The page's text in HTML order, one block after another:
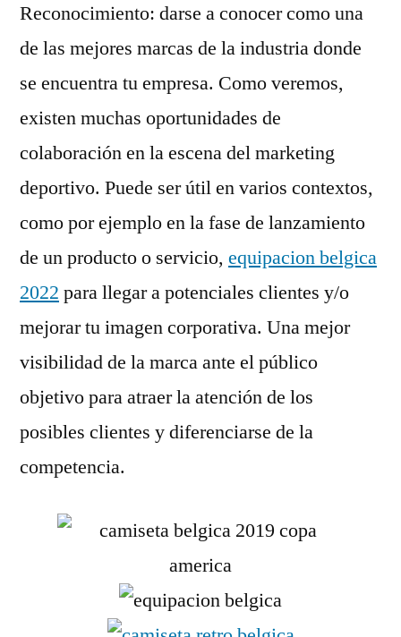
Reconocimiento: darse a conocer como una
de las mejores marcas de la industria donde
se encuentra tu empresa. Como veremos,
existen muchas oportunidades de
colaboración en la escena del marketing
deportivo. Puede ser útil en varios contextos,
como por ejemplo en la fase de lanzamiento
de un producto o servicio, equipacion belgica
2022 para llegar a potenciales clientes y/o
mejorar tu imagen corporativa. Una mejor
visibilidad de la marca ante el público
objetivo para atraer la atención de los
posibles clientes y diferenciarse de la
competencia.